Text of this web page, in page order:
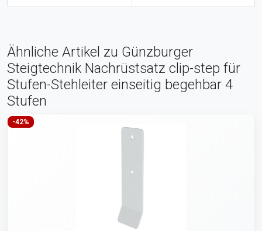
Ähnliche Artikel zu Günzburger
Steigtechnik Nachrüstsatz clip-step für
Stufen-Stehleiter einseitig begehbar 4
Stufen
-42%